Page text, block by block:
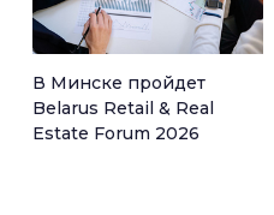
В Минске пройдет
Belarus Retail & Real
Estate Forum 2026